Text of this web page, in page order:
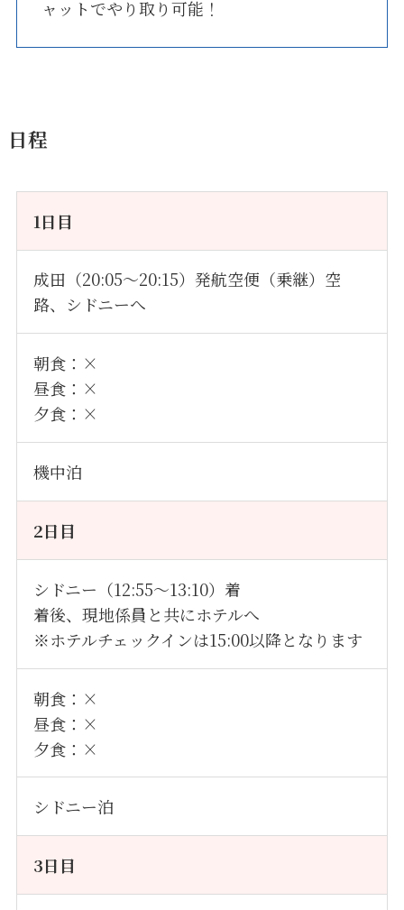
ャットでやり取り可能！
日程
1日目
成田（20:05～20:15）発航空便（乗継）空
路、シドニーへ
朝食：×
昼食：×
夕食：×
機中泊
2日目
シドニー（12:55～13:10）着
着後、現地係員と共にホテルへ
※ホテルチェックインは15:00以降となります
朝食：×
昼食：×
夕食：×
シドニー泊
3日目